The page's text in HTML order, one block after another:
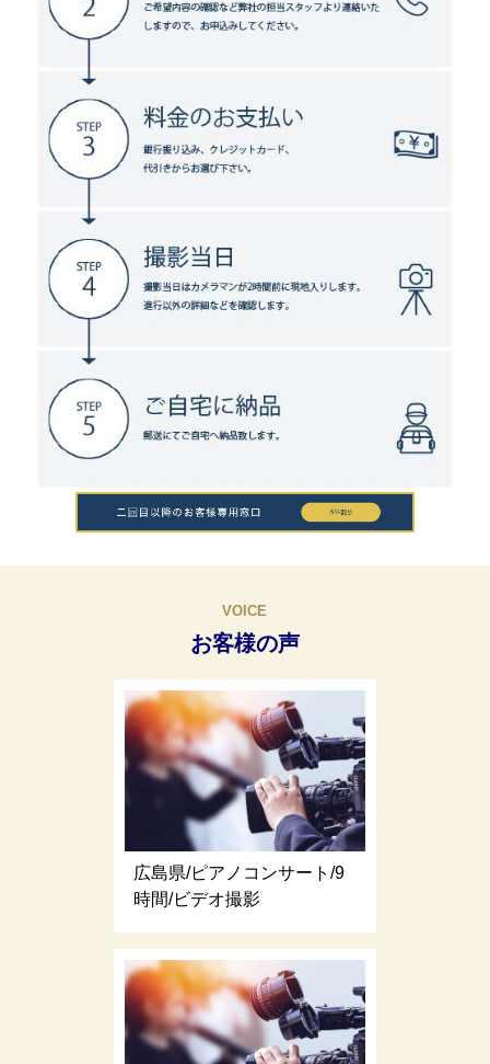
VOICE
お客様の声
広島県/ピアノコンサート/9
時間/ビデオ撮影